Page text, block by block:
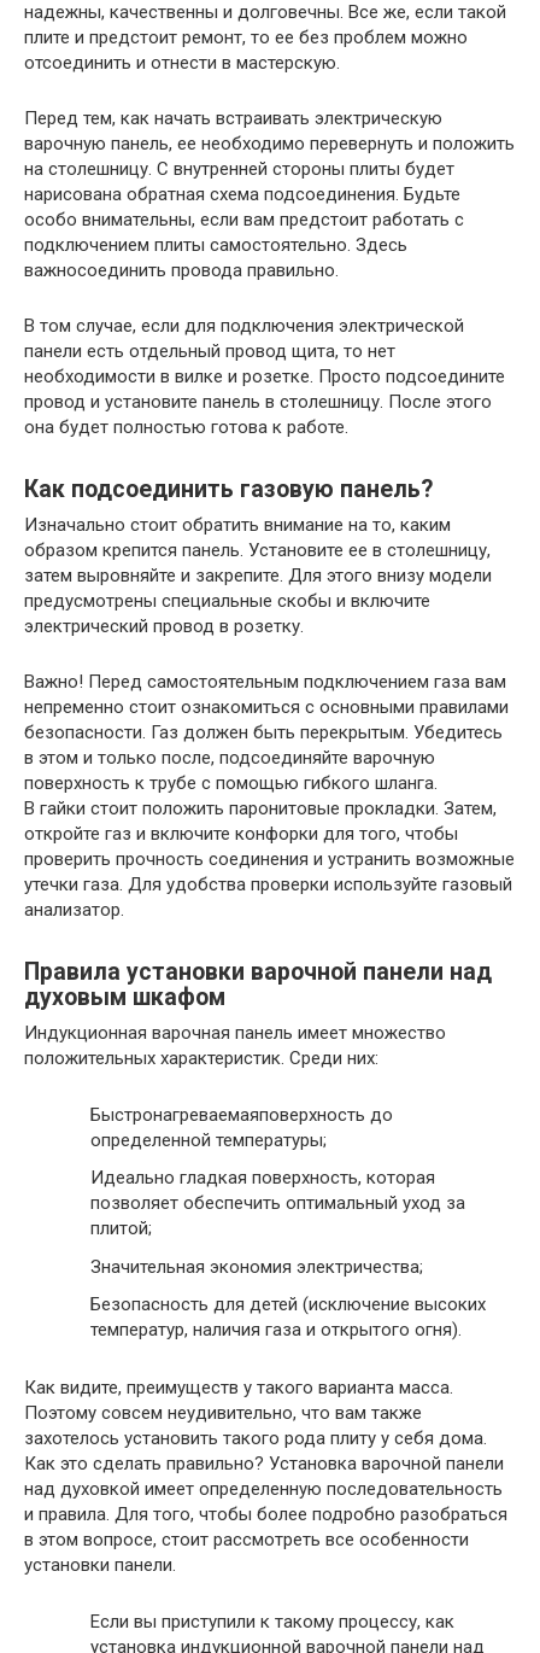
надежны, качественны и долговечны. Все же, если такой
плите и предстоит ремонт, то ее без проблем можно
отсоединить и отнести в мастерскую.
Перед тем, как начать встраивать электрическую
варочную панель, ее необходимо перевернуть и положить
на столешницу. С внутренней стороны плиты будет
нарисована обратная схема подсоединения. Будьте
особо внимательны, если вам предстоит работать с
подключением плиты самостоятельно. Здесь
важносоединить провода правильно.
В том случае, если для подключения электрической
панели есть отдельный провод щита, то нет
необходимости в вилке и розетке. Просто подсоедините
провод и установите панель в столешницу. После этого
она будет полностью готова к работе.
Как подсоединить газовую панель?
Изначально стоит обратить внимание на то, каким
образом крепится панель. Установите ее в столешницу,
затем выровняйте и закрепите. Для этого внизу модели
предусмотрены специальные скобы и включите
электрический провод в розетку.
Важно! Перед самостоятельным подключением газа вам
непременно стоит ознакомиться с основными правилами
безопасности. Газ должен быть перекрытым. Убедитесь
в этом и только после, подсоединяйте варочную
поверхность к трубе с помощью гибкого шланга.
В гайки стоит положить паронитовые прокладки. Затем,
откройте газ и включите конфорки для того, чтобы
проверить прочность соединения и устранить возможные
утечки газа. Для удобства проверки используйте газовый
анализатор.
Правила установки варочной панели над
духовым шкафом
Индукционная варочная панель имеет множество
положительных характеристик. Среди них:
Быстронагреваемаяповерхность до
определенной температуры;
Идеально гладкая поверхность, которая
позволяет обеспечить оптимальный уход за
плитой;
Значительная экономия электричества;
Безопасность для детей (исключение высоких
температур, наличия газа и открытого огня).
Как видите, преимуществ у такого варианта масса.
Поэтому совсем неудивительно, что вам также
захотелось установить такого рода плиту у себя дома.
Как это сделать правильно? Установка варочной панели
над духовкой имеет определенную последовательность
и правила. Для того, чтобы более подробно разобраться
в этом вопросе, стоит рассмотреть все особенности
установки панели.
Если вы приступили к такому процессу, как
установка индукционной варочной панели над